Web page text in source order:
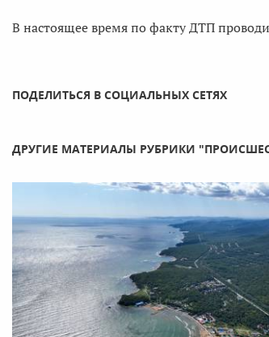
В настоящее время по факту ДТП
ПОДЕЛИТЬСЯ В СОЦИАЛЬНЫХ СЕТЯХ
ДРУГИЕ МАТЕРИАЛЫ РУБРИКИ